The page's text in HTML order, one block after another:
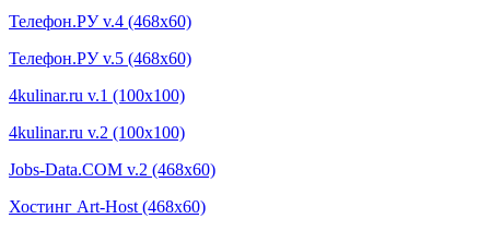
Телефон.РУ v.4 (468x60)
Телефон.РУ v.5 (468x60)
4kulinar.ru v.1 (100x100)
4kulinar.ru v.2 (100x100)
Jobs-Data.COM v.2 (468x60)
Хостинг Art-Host (468x60)